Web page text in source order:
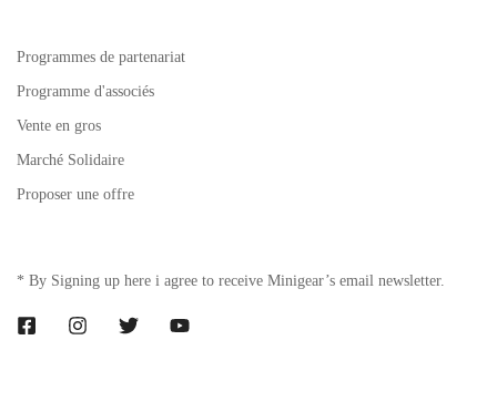
Programmes de partenariat
Programme d'associés
Vente en gros
Marché Solidaire
Proposer une offre
* By Signing up here i agree to receive Minigear’s email newsletter.